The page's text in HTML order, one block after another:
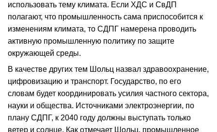
использовать тему климата. Если ХДС и СвДП
полагают, что промышленность сама приспособится к
изменениям климата, то СДПГ намерена проводить
активную промышленную политику по защите
окружающей среды.
В качестве других тем Шольц назвал здравоохранение,
цифровизацию и транспорт. Государство, по его
словам будет координировать усилия частного сектора,
науки и общества. Источниками электроэнергии, по
плану СДПГ, к 2040 году должны выступать только
ветер и солнце. Как отмечает Шольц, промышленное